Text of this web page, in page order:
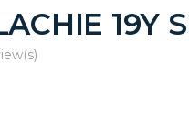
19Y